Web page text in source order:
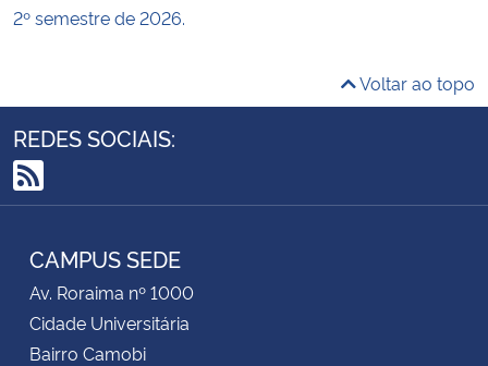
2º semestre de 2026.
Voltar ao topo
REDES SOCIAIS:
RSS
CAMPUS SEDE
Av. Roraima nº 1000
Cidade Universitária
Bairro Camobi